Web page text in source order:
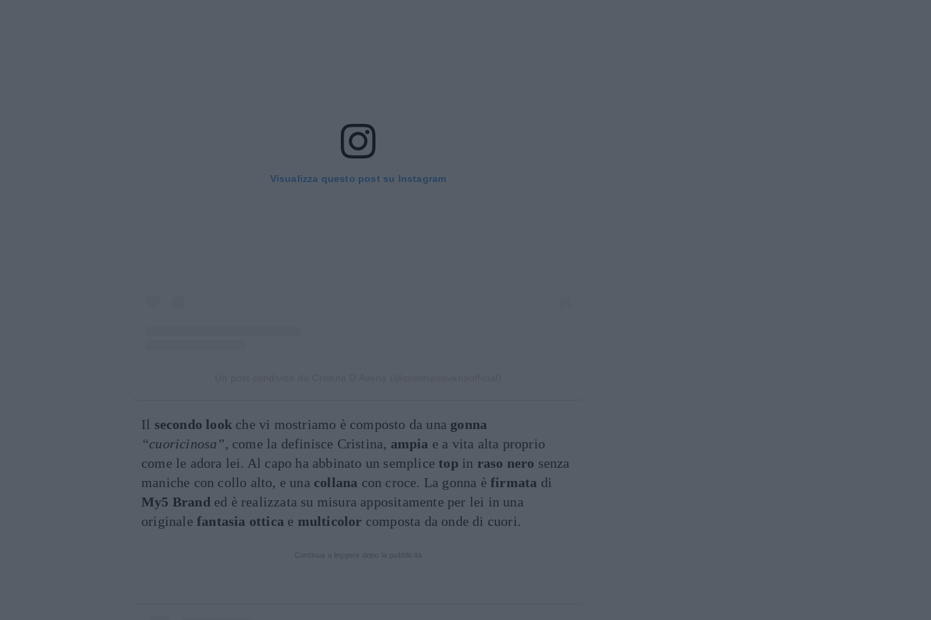
Visualizza questo post su Instagram
Il secondo look che vi mostriamo è composto da una gonna
“cuoricinosa”, come la definisce Cristina, ampia e a vita alta proprio
come le adora lei. Al capo ha abbinato un semplicetop in raso nero senza
maniche con collo alto, e una collana con croce. La gonna èfirmata di
My5 Brand ed è realizzata su misura appositamente per lei in una
originale fantasia ottica e multicolor composta da onde di cuori.